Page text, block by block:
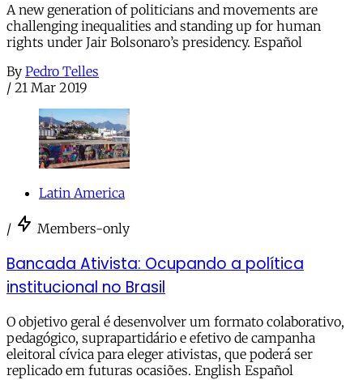
A new generation of politicians and movements are
challenging inequalities and standing up for human
rights under Jair Bolsonaro’s presidency. Español
By Pedro Telles
/ 21 Mar 2019
Latin America
/ Members-only
Bancada Ativista: Ocupando a política
institucional no Brasil
O objetivo geral é desenvolver um formato colaborativo,
pedagógico, suprapartidário e efetivo de campanha
eleitoral cívica para eleger ativistas, que poderá ser
replicado em futuras ocasiões. English Español